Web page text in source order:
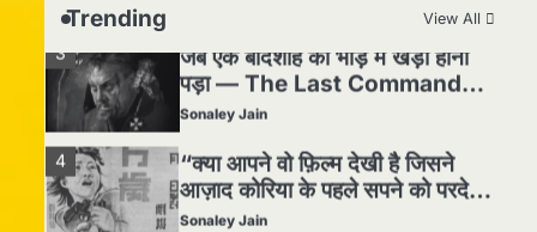
Trending View All
3
जब एक बादशाह को भीड़ में खड़ा होना
पड़ा — The Last Command
(1928) Review
Sonaley Jain
4
“क्या आपने वो फ़िल्म देखी है जिसने
आज़ाद कोरिया के पहले सपने को परदे
पर उतारा? — Viva Freedom!
Sonaley Jain